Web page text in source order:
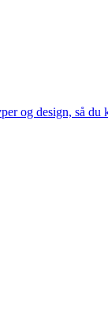
og design, så du